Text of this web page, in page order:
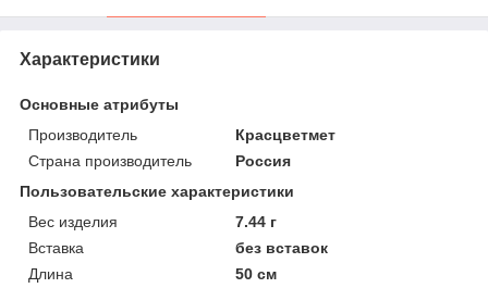
Характеристики
Основные атрибуты
Производитель
Красцветмет
Страна производитель
Россия
Пользовательские характеристики
Вес изделия
7.44 г
Вставка
без вставок
Длина
50 см